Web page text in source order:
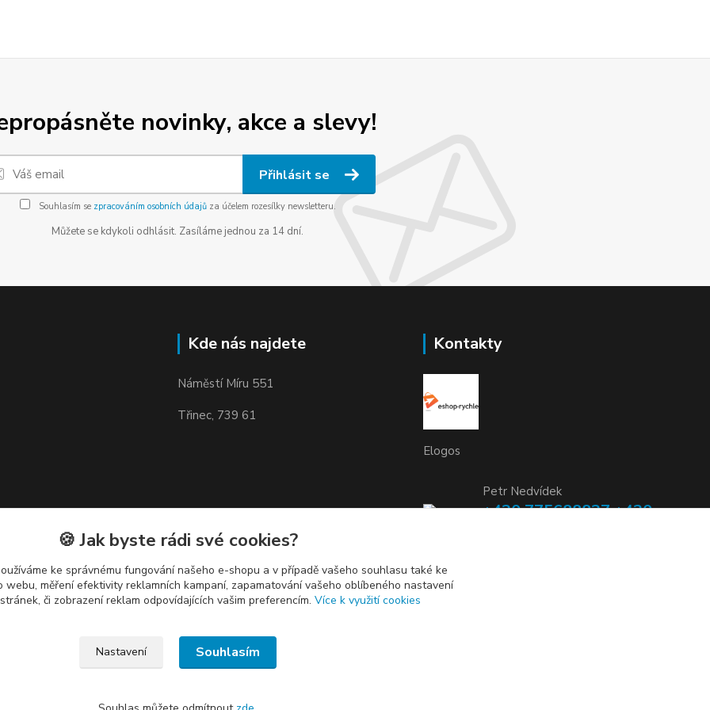
novinky, akce a slevy!
Přihlásit se
Souhlasím se zpracováním osobních údajůza účelem rozesílky newsletteru.
Můžete se kdykoli odhlásit. Zasíláme jednou za 14 dní.
Kde nás najdete
Náměstí Míru 551
Třinec, 739 61
Kontakty
Elogos
Petr Nedvídek
+420 775688827 +420
info@elogos.cz
🍪 Jak byste rádi své cookies?
ke správnému fungování našeho e-shopu a v případě vašeho souhlasu také ke
měření efektivity reklamních kampaní, zapamatování vašeho oblíbeného nastavení
či zobrazení reklam odpovídajících vašim preferencím. Více k využití cookies
Nastavení Souhlasím